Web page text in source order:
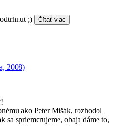
;)
Čítať viac
2008)
ako Peter Mišák, rozhodol
sa spriemerujeme, obaja dáme to,